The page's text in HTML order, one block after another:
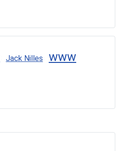
Jack Nilles www